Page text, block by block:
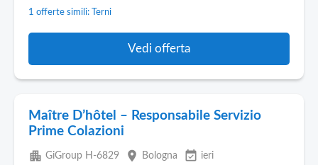
1 offerte simili: Terni
Vedi offerta
Maître D’hôtel – Responsabile Servizio
Prime Colazioni
apartment GiGroup H-6829 place Bologna event_available ieri